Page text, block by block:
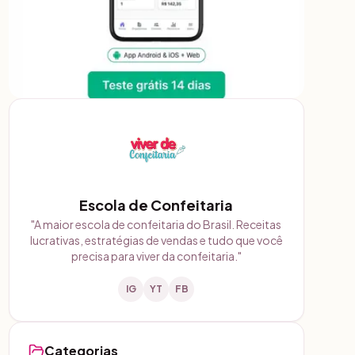
Escola de Confeitaria
"A maior escola de confeitaria do Brasil. Receitas
lucrativas, estratégias de vendas e tudo que você
precisa para viver da confeitaria. "
IG YT FB
Categorias